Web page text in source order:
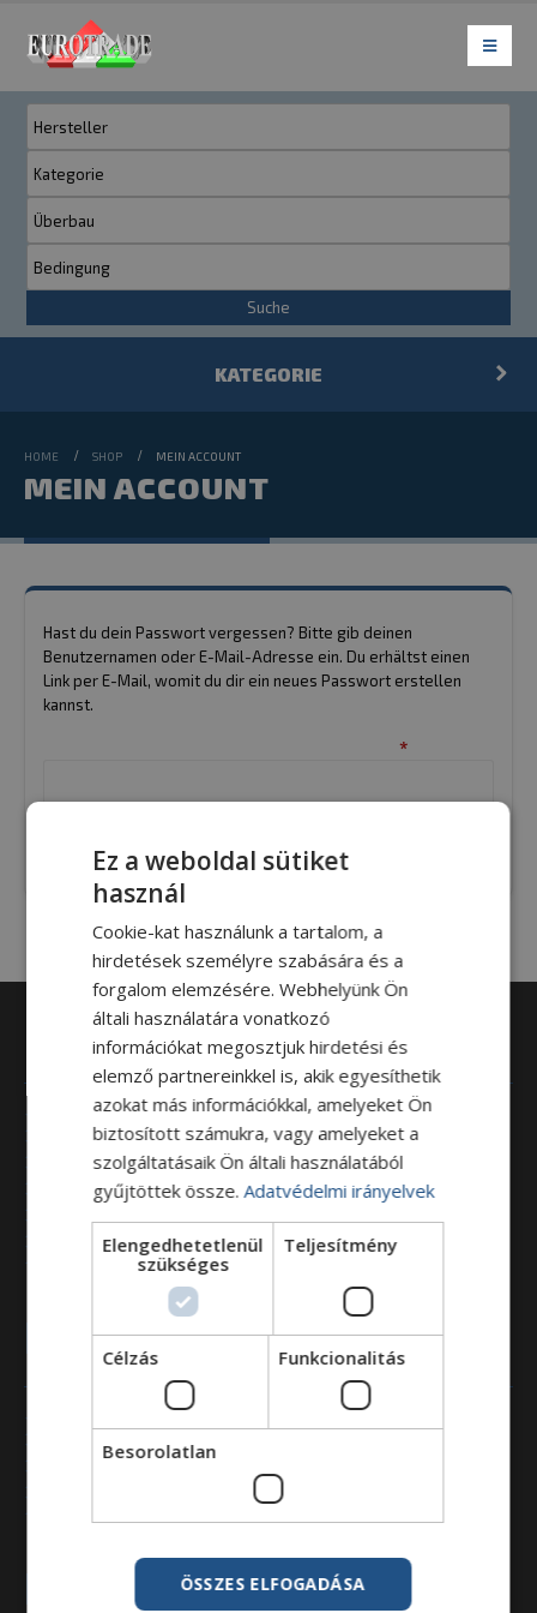
Suche
KATEGORIE
HOME SHOP MEIN ACCOUNT
MEIN ACCOUNT
Hast du dein Passwort vergessen? Bitte gib deinen
Benutzernamen oder E-Mail-Adresse ein. Du erhältst einen
Link per E-Mail, womit du dir ein neues Passwort erstellen
kannst.
*
Klicke hier, um dich anzumelden.
Nagyok vagyunk
Járműértékesítésben
Járműalkatrészben
Gumiabroncsban
Járműszervizben
Finanszírozásban
GPS nyomkövetésben
Partnerek vagyunk
Eurotrade Capital Zrt.
Eurotrade Solartech Kft.
Eurotrade Transilvania S.R.L.
IVECO Certified Pre-Owned
Kapcsolat
Ez a weboldal sütiket
használ
Cookie-kat használunk a tartalom, a
hirdetések személyre szabására és a
forgalom elemzésére. Webhelyünk Ön
általi használatára vonatkozó
információkat megosztjuk hirdetési és
elemző partnereinkkel is, akik egyesíthetik
azokat más információkkal, amelyeket Ön
biztosított számukra, vagy amelyeket a
szolgáltatásaik Ön általi használatából
gyűjtöttek össze.Adatvédelmi irányelvek
Elengedhetetlenül
szükséges
Teljesítmény
Célzás Funkcionalitás
Besorolatlan
ÖSSZES ELFOGADÁSA